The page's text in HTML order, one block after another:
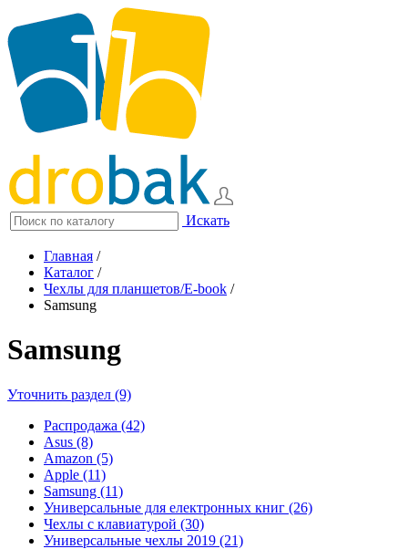
Искать
Главная /
Каталог /
Чехлы для планшетов/E-book /
Samsung
Samsung
Уточнить раздел (9)
Распродажа (42)
Asus (8)
Amazon (5)
Apple (11)
Samsung (11)
Универсальные для електронных книг (26)
Чехлы с клавиатурой (30)
Универсальные чехлы 2019 (21)